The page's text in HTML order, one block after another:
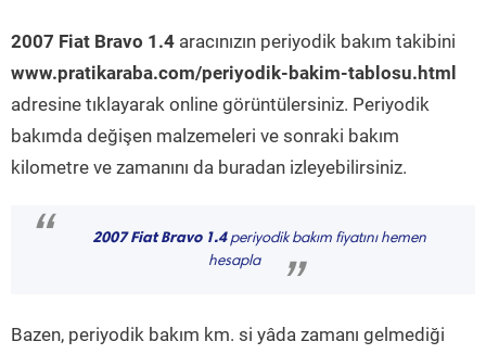
2007 Fiat Bravo 1.4 aracınızın periyodik bakım takibini
www.pratikaraba.com/periyodik-bakim-tablosu.html
adresine tıklayarak online görüntülersiniz. Periyodik
bakımda değişen malzemeleri ve sonraki bakım
kilometre ve zamanını da buradan izleyebilirsiniz.
“ 2007 Fiat Bravo 1.4periyodik bakım fiyatını hemen
hesapla
”
Bazen, periyodik bakım km. si yâda zamanı gelmediği